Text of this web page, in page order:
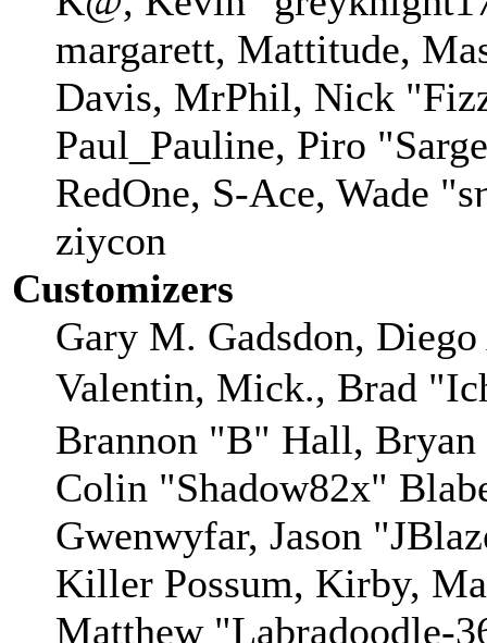
margarett, Mattitude,
Davis, MrPhil, Nick
Paul_Pauline, Piro
RedOne, S-Ace, Wade
ziycon
Customizers
Gary M. Gadsdon,
Valentin, Mick., Brad
Brannon "B" Hall,
Colin "Shadow82x"
Gwenwyfar, Jason
Killer Possum, Kirby,
Matthew "Labradoodle-